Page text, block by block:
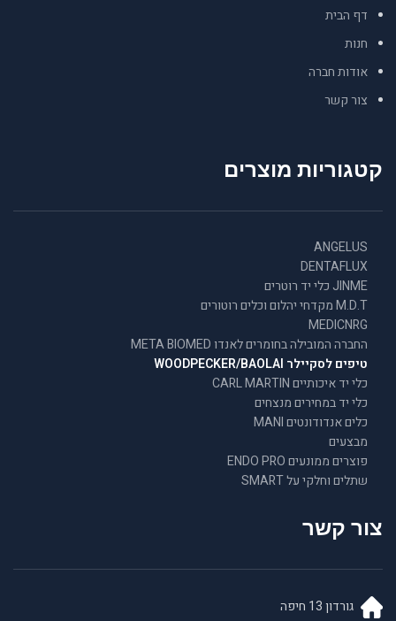
דף הבית
חנות
אודות חברה
צור קשר
קטגוריות מוצרים
ANGELUS
DENTAFLUX
JINME כלי יד רוטרים
M.D.T מקדחי יהלום וכלים רוטורים
MEDICNRG
החברה המובילה בחומרים לאנדו META BIOMED
טיפים לסקיילר WOODPECKER/BAOLAI
כלי יד איכותיים CARL MARTIN
כלי יד במחירים מנצחים
כלים אנדודונטים MANI
מבצעים
פוצרים ממונעים ENDO PRO
שתלים וחלקי על SMART
צור קשר
גורדון 13 חיפה